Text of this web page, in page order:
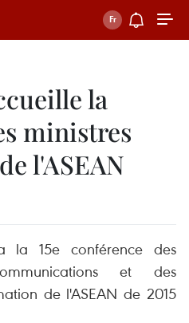
la
ministres
l'ASEAN
la 15e conférence des
et des
de l'ASEAN de 2015